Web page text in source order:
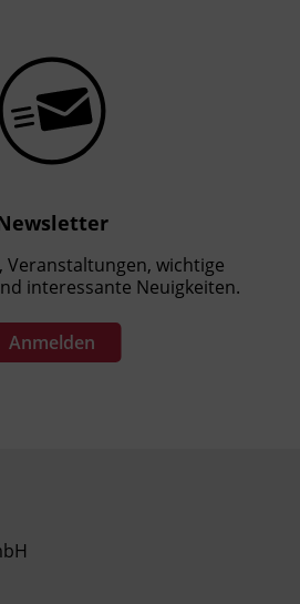
Veranstaltungen, wichtige
interessante Neuigkeiten.
Anmelden